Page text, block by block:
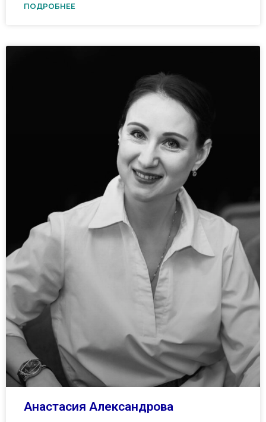
ПОДРОБНЕЕ
Анастасия Александрова